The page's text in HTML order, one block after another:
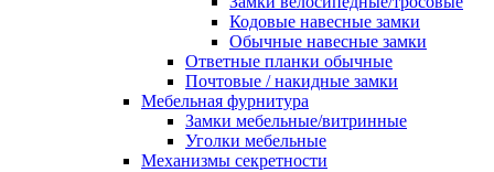
Кодовые навесные замки
Обычные навесные замки
Ответные планки обычные
Почтовые / накидные замки
Мебельная фурнитура
Замки мебельные/витринные
Уголки мебельные
Механизмы секретности